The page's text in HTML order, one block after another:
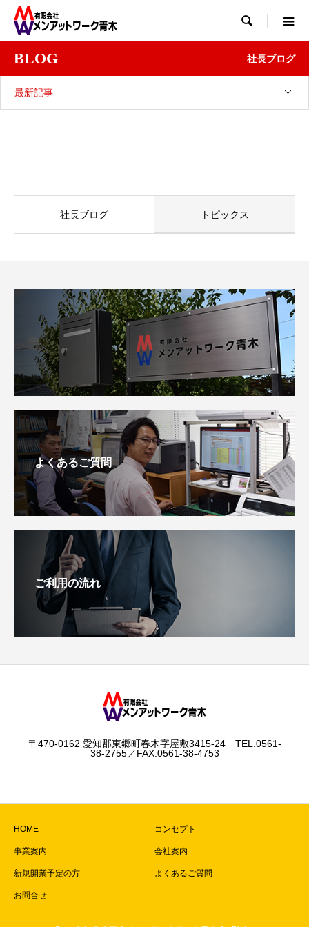

BLOG 社長ブログ
最新記事
社長ブログ トピックス
よくあるご質問
ご利用の流れ
〒470-0162 愛知郡東郷町春木字屋敷3415-24 TEL.0561-
38-2755／FAX.0561-38-4753
HOME コンセプト
事業案内 会社案内
新規開業予定の方 よくあるご質問
お問合せ